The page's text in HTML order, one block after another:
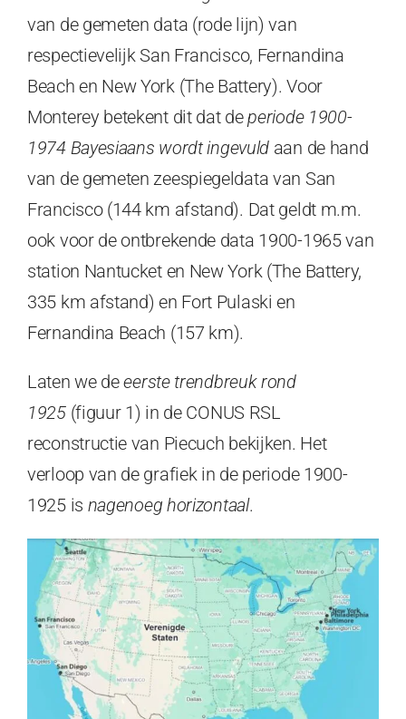
van de gemeten data (rode lijn) van
respectievelijk San Francisco, Fernandina
Beach en New York (The Battery). Voor
Monterey betekent dit dat deperiode 1900-
1974 Bayesiaans wordt ingevuld aan de hand
van de gemeten zeespiegeldata van San
Francisco (144 km afstand). Dat geldt m.m.
ook voor de ontbrekende data 1900-1965 van
station Nantucket en New York (The Battery,
335 km afstand) en Fort Pulaski en
Fernandina Beach (157 km).
Laten we deeerste trendbreuk rond
1925(figuur 1) in de CONUS RSL
reconstructie van Piecuch bekijken. Het
verloop van de grafiek in de periode 1900-
1925 is nagenoeg horizontaal.